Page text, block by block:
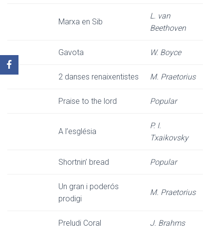
Marxa en Sib
L. van
Beethoven
Gavota W. Boyce
2 danses renaixentistes M. Praetorius
Praise to the lord Popular
A l’església
P. I.
Txaikovsky
Shortnin’ bread Popular
Un gran i poderós
prodigi
M. Praetorius
Preludi Coral J. Brahms